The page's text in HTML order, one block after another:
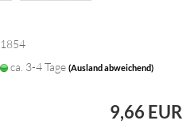
1854
ca. 3-4 Tage(Ausland abweichend)
9,66 EUR